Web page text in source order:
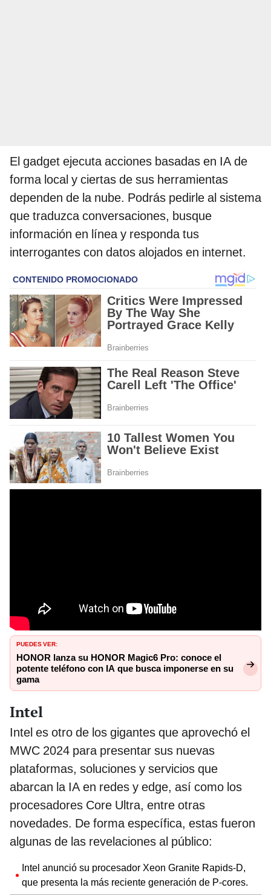
El gadget ejecuta acciones basadas en IA de
forma local y ciertas de sus herramientas
dependen de la nube. Podrás pedirle al sistema
que traduzca conversaciones, busque
información en línea y responda tus
interrogantes con datos alojados en internet.
PUEDES VER:
HONOR lanza su HONOR Magic6 Pro: conoce el
potente teléfono con IA que busca imponerse en su
gama
Intel
Intel es otro de los gigantes que aprovechó el
MWC 2024 para presentar sus nuevas
plataformas, soluciones y servicios que
abarcan la IA en redes y edge, así como los
procesadores Core Ultra, entre otras
novedades. De forma específica, estas fueron
algunas de las revelaciones al público:
Intel anunció su procesador Xeon Granite Rapids-D,
que presenta la más reciente generación de P-cores.